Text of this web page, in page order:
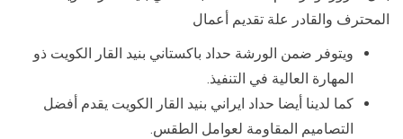
المحترف والقادر علة تقديم أعمال
ويتوفر ضمن الورشة حداد باكستاني بنيد القار الكويت ذو
المهارة العالية في التنفيذ.
كما لدينا أيضا حداد ايراني بنيد القار الكويت يقدم أفضل
التصاميم المقاومة لعوامل الطقس.